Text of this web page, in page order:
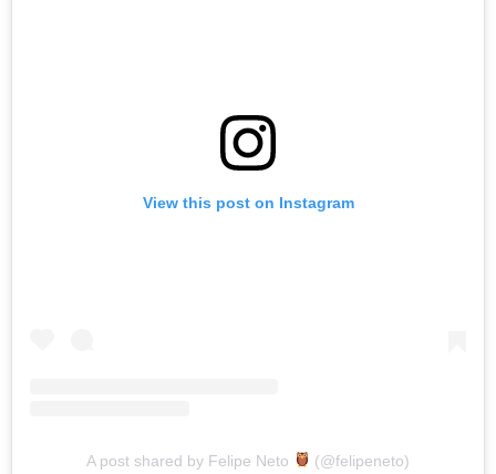
View this post on Instagram
A post shared by Felipe Neto (@felipeneto)